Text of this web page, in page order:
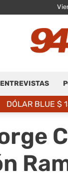
ENTREVISTAS
DÓLAR BLUE $